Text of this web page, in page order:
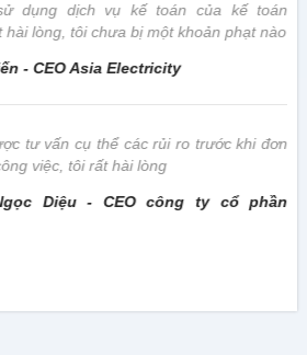
dụng dịch vụ kế toán của kế toán
hài lòng, tôi chưa bị một khoản phạt nào
- CEO Asia Electricity
tư vấn cụ thể các rủi ro trước khi đơn
việc, tôi rất hài lòng
Diệu - CEO công ty cổ phần